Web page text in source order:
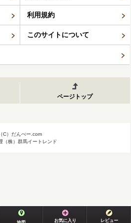
利用規約
このサイトについて
ページトップ
（C）だんべー.com
（株）群馬イートレンド
お気に入り レビュー